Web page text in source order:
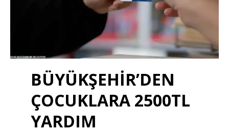
BÜYÜKŞEHİR’DEN
ÇOCUKLARA 2500TL
YARDIM